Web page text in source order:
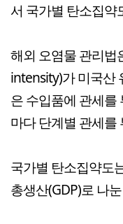
서 국가별 탄소집약
해외 오염물 관리
intensity)가 미국산
은 수입품에 관세를
마다 단계별 관세를
국가별 탄소집약도
총생산(GDP)로 나